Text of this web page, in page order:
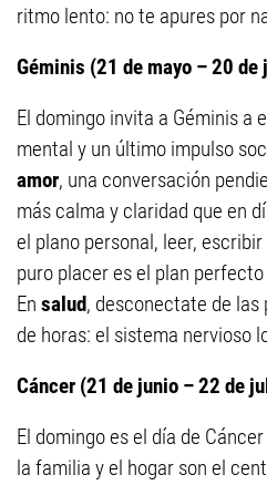
ritmo lento: no te apures por
Géminis (21 de mayo – 20 de
El domingo invita a Géminis a
mental y un último impulso
amor, una conversación
más calma y claridad que en
el plano personal, leer,
puro placer es el plan
En salud, desconectate de las
de horas: el sistema nervioso
Cáncer (21 de junio – 22 de
El domingo es el día de
la familia y el hogar son el